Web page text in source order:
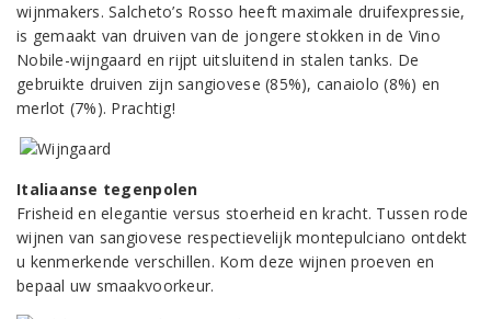
wijnmakers. Salcheto’s Rosso heeft maximale druifexpressie,
is gemaakt van druiven van de jongere stokken in de Vino
Nobile-wijngaard en rijpt uitsluitend in stalen tanks. De
gebruikte druiven zijn sangiovese (85%), canaiolo (8%) en
merlot (7%). Prachtig!
Italiaanse tegenpolen
Frisheid en elegantie versus stoerheid en kracht. Tussen rode
wijnen van sangiovese respectievelijk montepulciano ontdekt
u kenmerkende verschillen. Kom deze wijnen proeven en
bepaal uw smaakvoorkeur.